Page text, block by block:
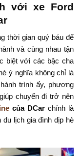
với xe Ford
thời gian quý báu để
và cùng nhau tận
biệt với các bậc cha
ý nghĩa không chỉ là
trình ấy, phương
chuyến đi trở nên
của DCar chính là
du lịch gia đình dịp hè